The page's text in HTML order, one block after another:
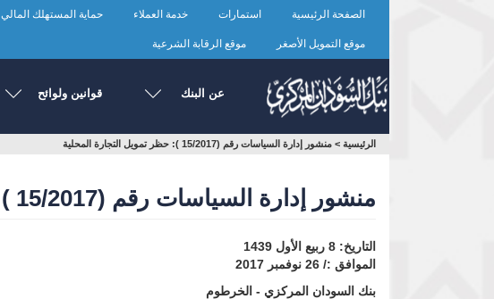
الصفحة الرئيسية استمارات خدمة العملاء حماية المستهلك المالي
موقع التمويل الأصغر موقع الرقابة الشرعية
عن البنك قوانين ولوائح
أنت
الرئيسية > منشور إدارة السياسات رقم (15/2017 ): حظر تمويل التجارة المحلية
منشور إدارة السياسات رقم (15/2017 ): حظر تمويل التجارة المحلية
التاريخ: 8 ربيع الأول 1439
الموافق :/ 26 نوفمبر 2017
بنك السودان المركزي - الخرطوم